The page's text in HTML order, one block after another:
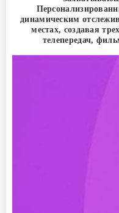
динамическим
местах, создавая
телепередач,